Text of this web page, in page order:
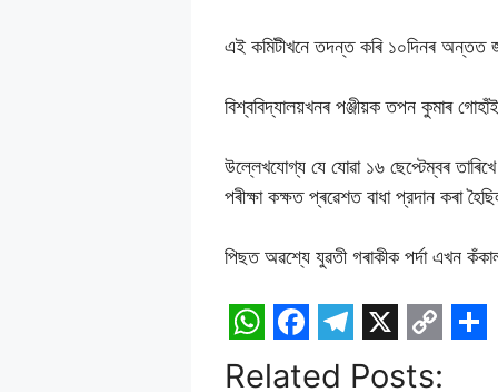
এই কমিটীখনে তদন্ত কৰি ১০দিনৰ অন্তত
বিশ্ববিদ্যালয়খনৰ পঞ্জীয়ক তপন কুমাৰ
উল্লেখযোগ্য যে যোৱা ১৬ ছেপ্টেম্বৰ
পৰীক্ষা কক্ষত প্ৰৱেশত বাধা প্রদান কৰা
পিছত অৱশ্যে যুৱতী গৰাকীক পৰ্দা এখন
W
F
T X
C
Related Posts: